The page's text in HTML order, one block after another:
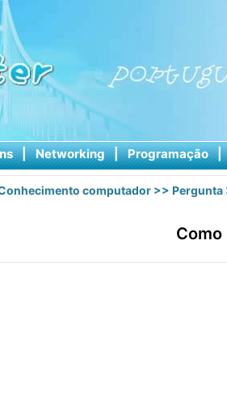
| Networking | Programação |
computador >> Pergunta